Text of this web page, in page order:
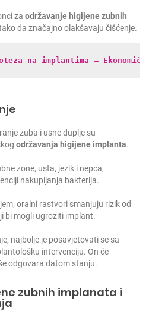
za održavanje higijene zubnih
da značajno olakšavaju čišćenje.
na implantima –
zuba i usne duplje su
održavanja higijene implanta.
zone, usta, jezik i nepca,
nakupljanja bakterija.
oralni rastvori smanjuju rizik od
bi mogli ugroziti implant.
najbolje je posavjetovati se sa
intervenciju. On će
odgovara datom stanju.
zubnih implanata i